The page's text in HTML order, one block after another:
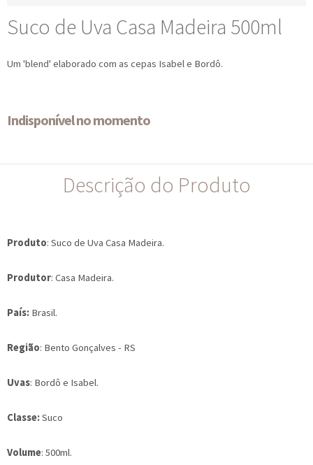
Suco de Uva Casa Madeira 500ml
Um 'blend' elaborado com as cepas Isabel e Bordô.
Indisponível no momento
Descrição do Produto
Produto: Suco de Uva Casa Madeira.
Produtor: Casa Madeira.
País: Brasil.
Região: Bento Gonçalves - RS
Uvas: Bordô e Isabel.
Classe:Suco
Volume: 500ml.